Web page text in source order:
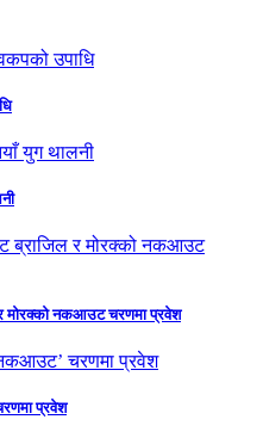
मोरक्को नकआउट चरणमा प्रवेश
प्रवेश